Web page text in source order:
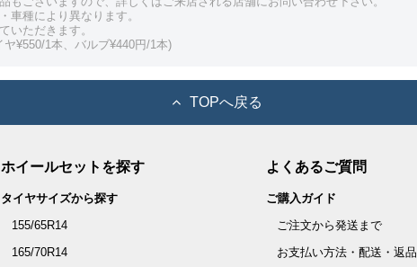
ツバック
車種により異なります。
ただきます。
¥550/1本、バルブ¥440円/1本)
TOPへ戻る
ホイールセットを探す
タイヤサイズから探す
155/65R14
165/70R14
よくあるご質問
ご購入ガイド
ご注文から発送まで
お支払い方法・配送・返品